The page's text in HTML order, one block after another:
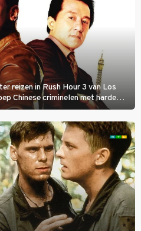
reizen in Rush Hour 3 van Los
Chinese criminelen met harde